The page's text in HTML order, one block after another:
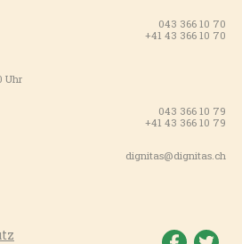
043 366 10 70
+41 43 366 10 70
Uhr
043 366 10 79
+41 43 366 10 79
dignitas@dignitas.ch